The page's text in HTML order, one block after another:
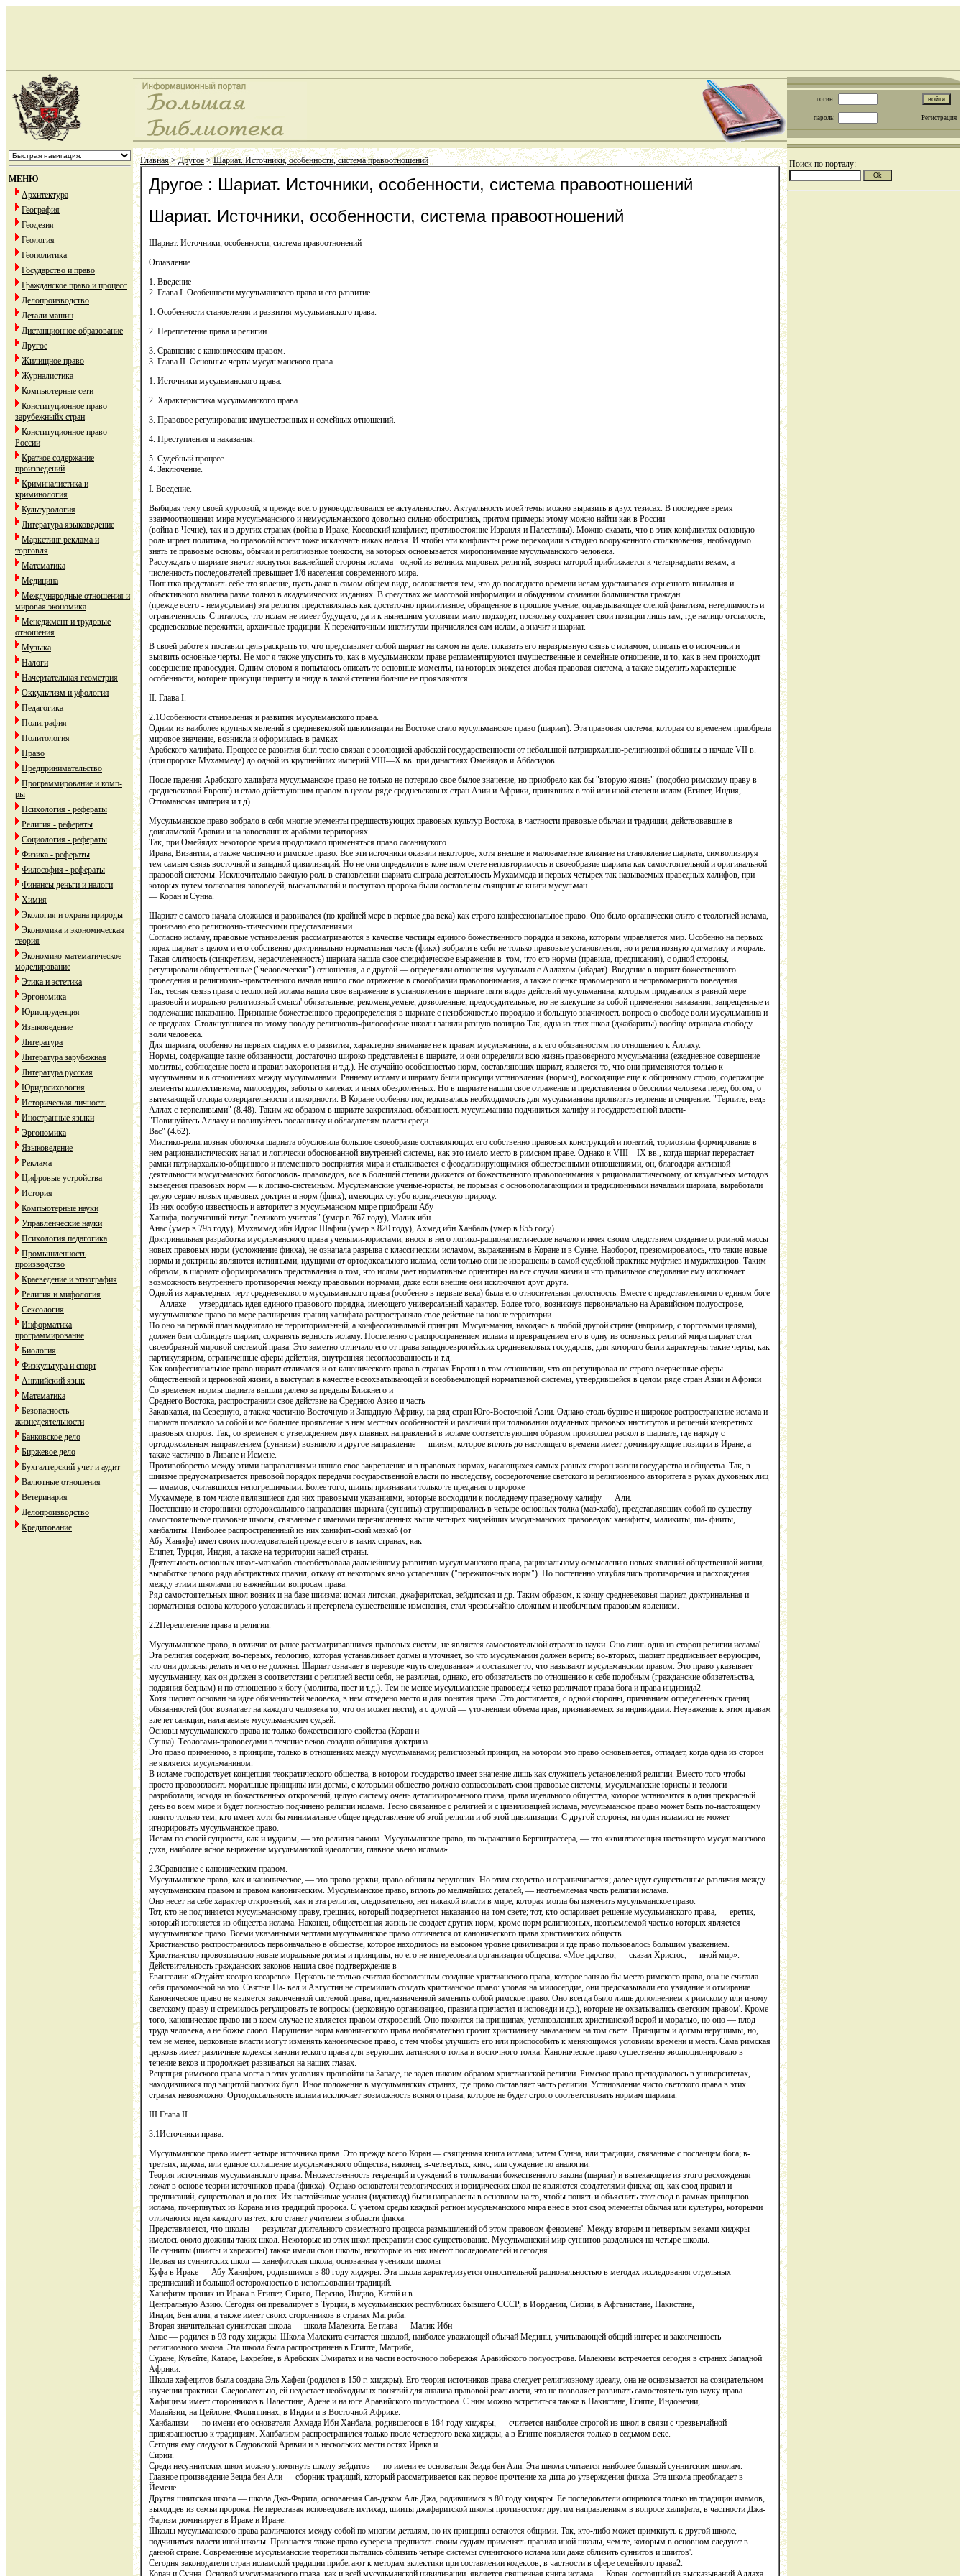
логин:
пароль: Регистрация
МЕНЮ
Архитектура
География
Геодезия
Геология
Геополитика
Государство и право
Гражданское право и процесс
Делопроизводство
Детали машин
Дистанционное образование
Другое
Жилищное право
Журналистика
Компьютерные сети
Конституционное право
зарубежныйх стран
Конституционное право
России
Краткое содержание
произведений
Криминалистика и
криминология
Культурология
Литература языковедение
Маркетинг реклама и
торговля
Математика
Медицина
Международные отношения и
мировая экономика
Менеджмент и трудовые
отношения
Музыка
Налоги
Начертательная геометрия
Оккультизм и уфология
Педагогика
Полиграфия
Политология
Право
Предпринимательство
Программирование и комп-
ры
Психология - рефераты
Религия - рефераты
Социология - рефераты
Физика - рефераты
Философия - рефераты
Финансы деньги и налоги
Химия
Экология и охрана природы
Экономика и экономическая
теория
Экономико-математическое
моделирование
Этика и эстетика
Эргономика
Юриспруденция
Языковедение
Литература
Литература зарубежная
Литература русская
Юридпсихология
Историческая личность
Иностранные языки
Эргономика
Языковедение
Реклама
Цифровые устройства
История
Компьютерные науки
Управленческие науки
Психология педагогика
Промышленность
производство
Краеведение и этнография
Религия и мифология
Сексология
Информатика
программирование
Биология
Физкультура и спорт
Английский язык
Математика
Безопасность
жизнедеятельности
Банковское дело
Биржевое дело
Бухгалтерский учет и аудит
Валютные отношения
Ветеринария
Делопроизводство
Кредитование
Главная>Другое>Шариат. Источники, особенности, система правоотношений
Другое : Шариат. Источники, особенности, система правоотношений
Шариат. Источники, особенности, система правоотношений
Шариат. Источники, особенности, система правоотнонений
Оглавление.
1. Введение
2. Глава I. Особенности мусульманского права и его развитие.
1. Особенности становления и развития мусульманского права.
2. Переплетение права и религии.
3. Сравнение с каноническим правом.
3. Глава II. Основные черты мусульманского права.
1. Источники мусульманского права.
2. Характеристика мусульманского права.
3. Правовое регулирование имущественных и семейных отношений.
4. Преступления и наказания.
5. Судебный процесс.
4. Заключение.
I. Введение.
Выбирая тему своей курсовой, я прежде всего руководствовался ее актуальностью. Актуальность моей темы можно выразить в двух тезисах. В последнее время
взаимоотношения мира мусульманского и немусульманского довольно сильно обострились, притом примеры этому можно найти как в России
(война в Чечне), так и в других странах (война в Ираке, Косовский конфликт, противостояние Израиля и Палестины). Можно сказать, что в этих конфликтах основную
роль играет политика, но правовой аспект тоже исключать никак нельзя. И чтобы эти конфликты реже переходили в стадию вооруженного столкновения, необходимо
знать те правовые основы, обычаи и религиозные тонкости, на которых основывается миропонимание мусульманского человека.
Рассуждать о шариате значит коснуться важнейшей стороны ислама - одной из великих мировых религий, возраст которой приближается к четырнадцати векам, а
численность последователей превышает 1/6 населения современного мира.
Попытка представить себе это явление, пусть даже в самом общем виде, осложняется тем, что до последнего времени ислам удостаивался серьезного внимания и
объективного анализа разве только в академических изданиях. В средствах же массовой информации и обыденном сознании большинства граждан
(прежде всего - немусульман) эта религия представлялась как достаточно примитивное, обращенное в прошлое учение, оправдывающее слепой фанатизм, нетерпимость и
ограниченность. Считалось, что ислам не имеет будущего, да и к нынешним условиям мало подходит, поскольку сохраняет свои позиции лишь там, где налицо отсталость,
средневековые пережитки, архаичные традиции. К пережиточным институтам причислялся сам ислам, а значит и шариат.
В своей работе я поставил цель раскрыть то, что представляет собой шариат на самом на деле: показать его неразрывную связь с исламом, описать его источники и
выявить основные черты. Не мог я также упустить то, как в мусульманском праве регламентируются имущественные и семейные отношение, и то, как в нем происходит
совершение правосудия. Одним словом я попытаюсь описать те основные моменты, на которых зиждется любая правовая система, а также выделить характерные
особенности, которые присущи шариату и нигде в такой степени больше не проявляются.
II. Глава I.
2.1Особенности становления и развития мусульманского права.
Одним из наиболее крупных явлений в средневековой цивилизации на Востоке стало мусульманское право (шариат). Эта правовая система, которая со временем приобрела
мировое значение, возникла и оформилась в рамках
Арабского халифата. Процесс ее развития был тесно связан с эволюцией арабской государственности от небольшой патриархально-религиозной общины в начале VII в.
(при пророке Мухаммеде) до одной из крупнейших империй VIII—Х вв. при династиях Омейядов и Аббасидов.
После падения Арабского халифата мусульманское право не только не потеряло свое былое значение, но приобрело как бы "вторую жизнь" (подобно римскому праву в
средневековой Европе) и стало действующим правом в целом ряде средневековых стран Азии и Африки, принявших в той или иной степени ислам (Египет, Индия,
Оттоманская империя и т.д).
Мусульманское право вобрало в себя многие элементы предшествующих правовых культур Востока, в частности правовые обычаи и традиции, действовавшие в
доисламской Аравии и на завоеванных арабами территориях.
Так, при Омейядах некоторое время продолжало применяться право сасанидского
Ирана, Византии, а также частично и римское право. Все эти источники оказали некоторое, хотя внешне и малозаметное влияние на становление шариата, символизируя
тем самым связь восточной и западной цивилизаций. Но не они определили в конечном счете неповторимость и своеобразие шариата как самостоятельной и оригинальной
правовой системы. Исключительно важную роль в становлении шариата сыграла деятельность Мухаммеда и первых четырех так называемых праведных халифов, при
которых путем толкования заповедей, высказываний и поступков пророка были составлены священные книги мусульман
— Коран и Сунна.
Шариат с самого начала сложился и развивался (по крайней мере в первые два века) как строго конфессиональное право. Оно было органически слито с теологией ислама,
пронизано его религиозно-этическими представлениями.
Согласно исламу, правовые установления рассматриваются в качестве частицы единого божественного порядка и закона, которым управляется мир. Особенно на первых
порах шариат в целом и его собственно доктринально-нормативная часть (фикх) вобрали в себя не только правовые установления, но и религиозную догматику и мораль.
Такая слитность (синкретизм, нерасчлененность) шариата нашла свое специфическое выражение в .том, что его нормы (правила, предписания), с одной стороны,
регулировали общественные ("человеческие") отношения, а с другой — определяли отношения мусульман с Аллахом (ибадат). Введение в шариат божественного
проведения и религиозно-нравственного начала нашло свое отражение в своеобразии правопонимания, а также оценке правомерного и неправомерного поведения.
Так, тесная связь права с теологией ислама нашла свое выражение в установлении в шариате пяти видов действий мусульманина, которым придавался в равной мере
правовой и морально-религиозный смысл' обязательные, рекомендуемые, дозволенные, предосудительные, но не влекущие за собой применения наказания, запрещенные и
подлежащие наказанию. Признание божественного предопределения в шариате с неизбежностью породило и большую значимость вопроса о свободе воли мусульманина и
ее пределах. Столкнувшиеся по этому поводу религиозно-философские школы заняли разную позицию Так, одна из этих школ (джабариты) вообще отрицала свободу
воли человека.
Для шариата, особенно на первых стадиях его развития, характерно внимание не к правам мусульманина, а к его обязанностям по отношению к Аллаху.
Нормы, содержащие такие обязанности, достаточно широко представлены в шариате, и они определяли всю жизнь правоверного мусульманина (ежедневное совершение
молитвы, соблюдение поста и правил захоронения и т.д.). Не случайно особенностью норм, составляющих шариат, является то, что они применяются только к
мусульманам и в отношениях между мусульманами. Раннему исламу и шариату были присущи установления (нормы), восходящие еще к общинному строю, содержащие
элементы коллективизма, милосердия, заботы о калеках и иных обездоленных. Но в шариате нашли свое отражение и представления о бессилии человека перед богом, о
вытекающей отсюда созерцательности и покорности. В Коране особенно подчеркивалась необходимость для мусульманина проявлять терпение и смирение: "Терпите, ведь
Аллах с терпеливыми" (8.48). Таким же образом в шариате закреплялась обязанность мусульманина подчиняться халифу и государственной власти-
"Повинуйтесь Аллаху и повинуйтесь посланнику и обладателям власти среди
Вас" (4.62).
Мистико-религиозная оболочка шариата обусловила большое своеобразие составляющих его собственно правовых конструкций и понятий, тормозила формирование в
нем рационалистических начал и логически обоснованной внутренней системы, как это имело место в римском праве. Однако к VIII—IX вв., когда шариат перерастает
рамки патриархально-общинного и племенного восприятия мира и сталкивается с феодализирующимися общественными отношениями, он, благодаря активной
деятельности мусульманских богословов- правоведов, все в большей степени движется от божественного правопонимания к рационалистическому, от казуальных методов
выведения правовых норм — к логико-системным. Мусульманские ученые-юристы, не порывая с основополагающими и традиционными началами шариата, выработали
целую серию новых правовых доктрин и норм (фикх), имеющих сугубо юридическую природу.
Из них особую известность и авторитет в мусульманском мире приобрели Абу
Ханифа, получивший титул "великого учителя" (умер в 767 году), Малик ибн
Анас (умер в 795 году), Мухаммед ибн Идрис Шафии (умер в 820 году), Ахмед ибн Ханбаль (умер в 855 году).
Доктринальная разработка мусульманского права учеными-юристами, внося в него логико-рационалистическое начало и имея своим следствием создание огромной массы
новых правовых норм (усложнение фикха), не означала разрыва с классическим исламом, выраженным в Коране и в Сунне. Наоборот, презюмировалось, что такие новые
нормы и доктрины являются истинными, идущими от ортодоксального ислама, если только они не извращены в самой судебной практике муфтиев и муджтахидов. Таким
образом, в шариате сформировались представления о том, что ислам дает нормативные ориентиры на все случаи жизни и что правильное следование ему исключает
возможность внутреннего противоречия между правовыми нормами, даже если внешне они исключают друг друга.
Одной из характерных черт средневекового мусульманского права (особенно в первые века) была его относительная целостность. Вместе с представлениями о едином боге
— Аллахе — утвердилась идея единого правового порядка, имеющего универсальный характер. Более того, возникнув первоначально на Аравийском полуострове,
мусульманское право по мере расширения границ халифата распространяло свое действие на новые территории.
Но оно на первый план выдвигало не территориальный, а конфессиональный принцип. Мусульманин, находясь в любой другой стране (например, с торговыми целями),
должен был соблюдать шариат, сохранять верность исламу. Постепенно с распространением ислама и превращением его в одну из основных религий мира шариат стал
своеобразной мировой системой права. Это заметно отличало его от права западноевропейских средневековых государств, для которого были характерны такие черты, как
партикуляризм, ограниченные сферы действия, внутренняя несогласованность и т.д.
Как конфессиональное право шариат отличался и от канонического права в странах Европы в том отношении, что он регулировал не строго очерченные сферы
общественной и церковной жизни, а выступал в качестве всеохватывающей и всеобъемлющей нормативной системы, утвердившейся в целом ряде стран Азии и Африки
Со временем нормы шариата вышли далеко за пределы Ближнего и
Среднего Востока, распространили свое действие на Среднюю Азию и часть
Закавказья, на Северную, а также частично Восточную и Западную Африку, на ряд стран Юго-Восточной Азии. Однако столь бурное и широкое распространение ислама и
шариата повлекло за собой и все большее проявление в нем местных особенностей и различий при толковании отдельных правовых институтов и решений конкретных
правовых споров. Так, со временем с утверждением двух главных направлений в исламе соответствующим образом произошел раскол в шариате, где наряду с
ортодоксальным направлением (суннизм) возникло и другое направление — шиизм, которое вплоть до настоящего времени имеет доминирующие позиции в Иране, а
также частично в Ливане и Йемене.
Противоборство между этими направлениями нашло свое закрепление и в правовых нормах, касающихся самых разных сторон жизни государства и общества. Так, в
шиизме предусматривается правовой порядок передачи государственной власти по наследству, сосредоточение светского и религиозного авторитета в руках духовных лиц
— имамов, считавшихся непогрешимыми. Более того, шииты признавали только те предания о пророке
Мухаммеде, в том числе являвшиеся для них правовыми указаниями, которые восходили к последнему праведному халифу — Али.
Постепенно и сторонники ортодоксального направления шариата (сунниты) сгруппировались в четыре основных толка (маз-хаба), представлявших собой по существу
самостоятельные правовые школы, связанные с именами перечисленных выше четырех виднейших мусульманских правоведов: ханифиты, маликиты, ша- фииты,
ханбалиты. Наиболее распространенный из них ханифит-ский мазхаб (от
Абу Ханифа) имел своих последователей прежде всего в таких странах, как
Египет, Турция, Индия, а также на территории нашей страны.
Деятельность основных школ-мазхабов способствовала дальнейшему развитию мусульманского права, рациональному осмыслению новых явлений общественной жизни,
выработке целого ряда абстрактных правил, отказу от некоторых явно устаревших ("пережиточных норм"). Но постепенно углублялись противоречия и расхождения
между этими школами по важнейшим вопросам права.
Ряд самостоятельных школ возник и на базе шиизма: исмаи-литская, джафаритская, зейдитская и др. Таким образом, к концу средневековья шариат, доктринальная и
нормативная основа которого усложнилась и претерпела существенные изменения, стал чрезвычайно сложным и необычным правовым явлением.
2.2Переплетение права и религии.
Мусульманское право, в отличие от ранее рассматривавшихся правовых систем, не является самостоятельной отраслью науки. Оно лишь одна из сторон религии ислама'.
Эта религия содержит, во-первых, теологию, которая устанавливает догмы и уточняет, во что мусульманин должен верить; во-вторых, шариат предписывает верующим,
что они должны делать и чего не должны. Шариат означает в переводе «путь следования» и составляет то, что называют мусульманским правом. Это право указывает
мусульманину, как он должен в соответствии с религией вести себя, не различая, однако, его обязательств по отношению к себе подобным (гражданские обязательства,
подаяния бедным) и по отношению к богу (молитва, пост и т.д.). Тем не менее мусульманские правоведы четко различают права бога и права индивида2.
Хотя шариат основан на идее обязанностей человека, в нем отведено место и для понятия права. Это достигается, с одной стороны, признанием определенных границ
обязанностей (бог возлагает на каждого человека то, что он может нести), а с другой — уточнением объема прав, признаваемых за индивидами. Неуважение к этим правам
влечет санкции, налагаемые мусульманским судьей.
Основы мусульманского права не только божественного свойства (Коран и
Сунна). Теологами-правоведами в течение веков создана обширная доктрина.
Это право применимо, в принципе, только в отношениях между мусульманами; религиозный принцип, на котором это право основывается, отпадает, когда одна из сторон
не является мусульманином.
В исламе господствует концепция теократического общества, в котором государство имеет значение лишь как служитель установленной религии. Вместо того чтобы
просто провозгласить моральные принципы или догмы, с которыми общество должно согласовывать свои правовые системы, мусульманские юристы и теологи
разработали, исходя из божественных откровений, целую систему очень детализированного права, права идеального общества, которое установится в один прекрасный
день во всем мире и будет полностью подчинено религии ислама. Тесно связанное с религией и с цивилизацией ислама, мусульманское право может быть по-настоящему
понято только тем, кто имеет хотя бы минимальное общее представление об этой религии и об этой цивилизации. С другой стороны, ни один исламист не может
игнорировать мусульманское право.
Ислам по своей сущности, как и иудаизм, — это религия закона. Мусульманское право, по выражению Бергштрассера, — это «квинтэссенция настоящего мусульманского
духа, наиболее ясное выражение мусульманской идеологии, главное звено ислама».
2.3Сравнение с каноническим правом.
Мусульманское право, как и каноническое, — это право церкви, право общины верующих. Но этим сходство и ограничивается; далее идут существенные различия между
мусульманским правом и правом каноническим. Мусульманское право, вплоть до мельчайших деталей, — неотъемлемая часть религии ислама.
Оно несет на себе характер откровений, как и эта религия; следовательно, нет никакой власти в мире, которая могла бы изменить мусульманское право.
Тот, кто не подчиняется мусульманскому праву, грешник, который подвергнется наказанию на том свете; тот, кто оспаривает решение мусульманского права, — еретик,
который изгоняется из общества ислама. Наконец, общественная жизнь не создает других норм, кроме норм религиозных, неотъемлемой частью которых является
мусульманское право. Всеми указанными чертами мусульманское право отличается от канонического права христианских обществ.
Христианство распространилось первоначально в обществе, которое находилось на высоком уровне цивилизации и где право пользовалось большим уважением.
Христианство провозгласило новые моральные догмы и принципы, но его не интересовала организация общества. «Мое царство, — сказал Христос, — иной мир».
Действительность гражданских законов нашла свое подтверждение в
Евангелии: «Отдайте кесарю кесарево». Церковь не только считала бесполезным создание христианского права, которое заняло бы место римского права, она не считала
себя правомочной на это. Святые Па- вел и Августин не стремились создать христианское право: уповая на милосердие, они предсказывали его увядание и отмирание.
Каноническое право не является законченной системой права, предназначенной заменить собой римское право. Оно всегда было лишь дополнением к римскому или иному
светскому праву и стремилось регулировать те вопросы (церковную организацию, правила причастия и исповеди и др.), которые не охватывались светским правом'. Кроме
того, каноническое право ни в коем случае не является правом откровений. Оно покоится на принципах, установленных христианской верой и моралью, но оно — плод
труда человека, а не божье слово. Нарушение норм канонического права необязательно грозит христианину наказанием на том свете. Принципы и догмы нерушимы, но,
тем не менее, церковные власти могут изменять каноническое право, с тем чтобы улучшить его или приспособить к меняющимся условиям времени и места. Сама римская
церковь имеет различные кодексы канонического права для верующих латинского толка и восточного толка. Каноническое право существенно эволюционировало в
течение веков и продолжает развиваться на наших глазах.
Рецепция римского права могла в этих условиях произойти на Западе, не задев никоим образом христианской религии. Римское право преподавалось в университетах,
находившихся под защитой папских булл. Иное положение в мусульманских странах, где право составляет часть религии. Установление чисто светского права в этих
странах невозможно. Ортодоксальность ислама исключает возможность всякого права, которое не будет строго соответствовать нормам шариата.
III.Глава II
3.1Источники права.
Мусульманское право имеет четыре источника права. Это прежде всего Коран — священная книга ислама; затем Сунна, или традиции, связанные с посланцем бога; в-
третьих, иджма, или единое соглашение мусульманского общества; наконец, в-четвертых, кияс, или суждение по аналогии.
Теория источников мусульманского права. Множественность тенденций и суждений в толковании божественного закона (шариат) и вытекающие из этого расхождения
лежат в основе теории источников права (фикха). Однако основатели теологических и юридических школ не являются создателями фикха; он, как свод правил и
предписаний, существовал и до них. Их настойчивые усилия (иджтихад) были направлены в основном на то, чтобы понять и объяснить этот свод в рамках принципов
ислама, почерпнутых из Корана и из традиций пророка. С учетом среды каждый регион мусульманского мира внес в этот свод элементы обычая или культуры, которыми
отличаются идеи каждого из тех, кто станет учителем в области фикха.
Представляется, что школы — результат длительного совместного процесса размышлений об этом правовом феномене'. Между вторым и четвертым веками хиджры
имелось около дюжины таких школ. Некоторые из этих школ прекратили свое существование. Мусульманский мир суннитов разделился на четыре школы.
Не сунниты (шииты и харежиты) также имели свои школы, некоторые из них имеют последователей и сегодня.
Первая из суннитских школ — ханефитская школа, основанная учеником школы
Куфа в Ираке — Абу Ханифом, родившимся в 80 году хиджры. Эта школа характеризуется относительной рациональностью в методах исследования отдельных
предписаний и большой осторожностью в использовании традиций.
Ханефизм проник из Ирака в Египет, Сирию, Персию, Индию, Китай и в
Центральную Азию. Сегодня он превалирует в Турции, в мусульманских республиках бывшего СССР, в Иордании, Сирии, в Афганистане, Пакистане,
Индии, Бенгалии, а также имеет своих сторонников в странах Магриба.
Вторая значительная суннитская школа — школа Малекита. Ее глава — Малик Ибн
Анас — родился в 93 году хиджры. Школа Малекита считается школой, наиболее уважающей обычай Медины, учитывающей общий интерес и законченность
религиозного закона. Эта школа была распространена в Египте, Магрибе,
Судане, Кувейте, Катаре, Бахрейне, в Арабских Эмиратах и на части восточного побережья Аравийского полуострова. Малекизм встречается сегодня в странах Западной
Африки.
Школа хафецитов была создана Эль Хафеи (родился в 150 г. хиджры). Его теория источников права следует религиозному идеалу, она не основывается на созидательном
изучении практики. Следовательно, ей недостает необходимых понятий для анализа правовой реальности, что не позволяет развивать самостоятельную науку права.
Хафицизм имеет сторонников в Палестине, Адене и на юге Аравийского полуострова. С ним можно встретиться также в Пакистане, Египте, Индонезии,
Малайзии, на Цейлоне, Филиппинах, в Индии и в Восточной Африке.
Ханбализм — по имени его основателя Ахмада Ибн Ханбала, родившегося в 164 году хиджры, — считается наиболее строгой из школ в связи с чрезвычайной
привязанностью к традициям. Ханбализм распространился только после четвертого века хиджры, а в Египте появляется только в седьмом веке.
Сегодня ему следуют в Саудовской Аравии и в нескольких местн остях Ирака и
Сирии.
Среди несуннитских школ можно упомянуть школу зейдитов — по имени ее основателя Зеида бен Али. Эта школа считается наиболее близкой суннитским школам.
Главное произведение Зеида бен Али — сборник традиций, который рассматривается как первое прочтение ха-дита до утверждения фикха. Эта школа преобладает в
Йемене.
Другая шиитская школа — школа Джа-Фарита, основанная Саа-деком Аль Джа, родившимся в 80 году хиджры. Ее последователи опираются только на традиции имамов,
выходцев из семьи пророка. Не переставая исповедовать ихтихад, шииты джафаритской школы противостоят другим направлениям в вопросе халифата, в частности Джа-
Фаризм доминирует в Ираке и Иране.
Школы мусульманского права различаются между собой по многим деталям, но их принципы остаются общими. Так, кто-либо может примкнуть к другой школе,
подчиниться власти иной школы. Признается также право суверена предписать своим судьям применять правила иной школы, чем те, которым в основном следуют в
данной стране. Современные мусульманские теоретики пытались сблизить четыре системы суннитского ислама или даже сблизить суннитов и шиитов'.
Сегодня законодатели стран исламской традиции прибегают к методам эклектики при составлении кодексов, в частности в сфере семейного права2.
Коран и Сунна. Основой мусульманского права, как и всей мусульманской цивилизации, является священная книга ислама — Коран, состоящий из высказываний Аллаха
Поиск по порталу: